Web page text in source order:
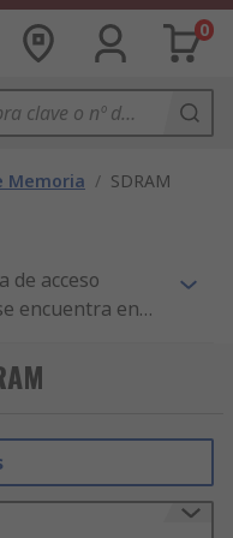
0
Memoria / SDRAM
de acceso
encuentra en
y consolas
y mucho
y resolver